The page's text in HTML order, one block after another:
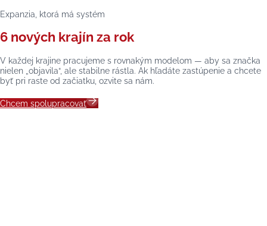
Expanzia, ktorá má systém
6 nových krajín za rok
V každej krajine pracujeme s rovnakým modelom — aby sa značka
nielen „objavila“, ale stabilne rástla. Ak hľadáte zastúpenie a chcete
byť pri raste od začiatku, ozvite sa nám.
Chcem spolupracovať